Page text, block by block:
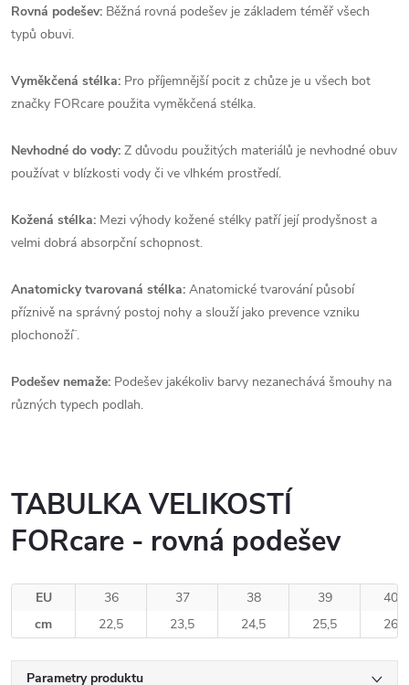
Rovná podešev: Běžná rovná podešev je základem téměř všech
typů obuvi.
Vyměkčená stélka: Pro příjemnější pocit z chůze je u všech bot
značky FORcare použita vyměkčená stélka.
Nevhodné do vody: Z důvodu použitých materiálů je nevhodné obuv
používat v blízkosti vody či ve vlhkém prostředí.
Kožená stélka: Mezi výhody kožené stélky patří její prodyšnost a
velmi dobrá absorpční schopnost.
Anatomicky tvarovaná stélka: Anatomické tvarování působí
příznivě na správný postoj nohy a slouží jako prevence vzniku
plochonoží¨.
Podešev nemaže: Podešev jakékoliv barvy nezanechává šmouhy na
různých typech podlah.
TABULKA VELIKOSTÍ
FORcare - rovná podešev
EU 36 37 38 39
40
cm
22,5 23,5 24,5 25,5 26
Parametry produktu